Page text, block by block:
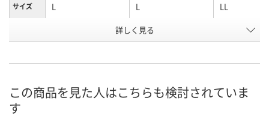
サイズ L L LL
EW62752 RX33786
お届け日 8月9日（日） 8月9日（日）
ついてご連絡
詳しく見る
この商品を見た人はこちらも検討されていま
す